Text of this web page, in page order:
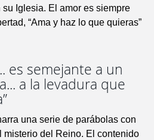
Iglesia. El amor es siempre
“Ama y haz lo que quieras”
es semejante a un
a la levadura que
una serie de parábolas con
misterio del Reino. El contenido